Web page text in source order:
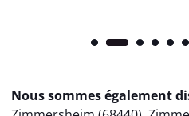
Nous sommes également